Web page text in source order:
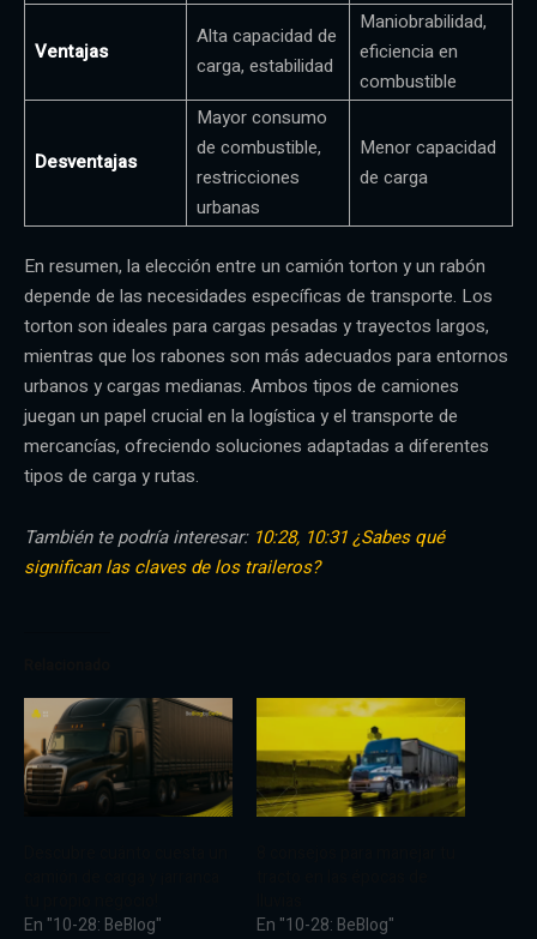
Ventajas
Alta capacidad de
carga, estabilidad
Maniobrabilidad,
eficiencia en
combustible
Desventajas
Mayor consumo
de combustible,
restricciones
urbanas
Menor capacidad
de carga
En resumen, la elección entre un camión torton y un rabón
depende de las necesidades específicas de transporte. Los
torton son ideales para cargas pesadas y trayectos largos,
mientras que los rabones son más adecuados para entornos
urbanos y cargas medianas. Ambos tipos de camiones
juegan un papel crucial en la logística y el transporte de
mercancías, ofreciendo soluciones adaptadas a diferentes
tipos de carga y rutas.
También te podría interesar: 10:28, 10:31 ¿Sabes qué
significan las claves de los traileros?
En "10-28: BeBlog"
En "10-28: BeBlog"